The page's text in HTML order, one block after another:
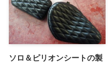
ソロ＆ピリオンシートの製